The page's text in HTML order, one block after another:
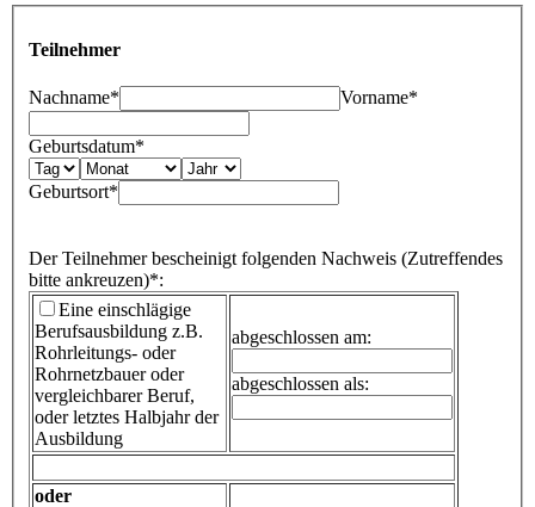
Teilnehmer
Nachname* Vorname*
Geburtsdatum*
Geburtsort*
Der Teilnehmer bescheinigt folgenden Nachweis (Zutreffendes
bitte ankreuzen)*:
Eine einschlägige
Berufsausbildung z.B.
Rohrleitungs- oder
Rohrnetzbauer oder
vergleichbarer Beruf,
oder letztes Halbjahr der
Ausbildung
abgeschlossen am:
abgeschlossen als:
oder